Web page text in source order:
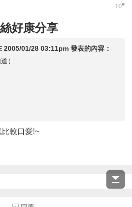
10#
好康分享
2005/01/28 03:11pm 發表的內容：
）
較口愛!~